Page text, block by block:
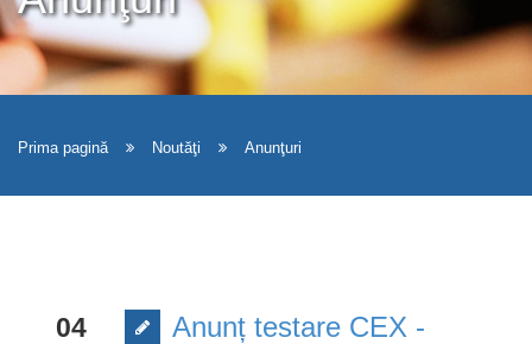
Prima pagină Noutăţi Anunţuri
Anunț testare CEX -
04